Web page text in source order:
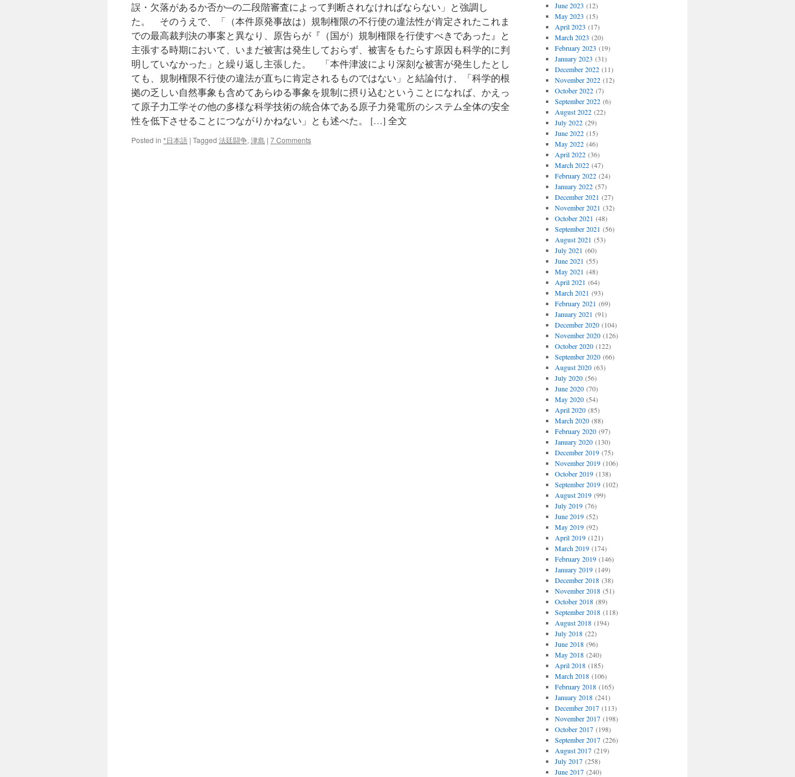
誤・欠落があるか否か─の二段階審査によって判断されなければならない」と強調し
た。 そのうえで、「（本件原発事故は）規制権限の不行使の違法性が肯定されたこれま
での最高裁判決の事案と異なり、原告らが『（国が）規制権限を行使すべきであった』と
主張する時期において、いまだ被害は発生しておらず、被害をもたらす原因も科学的に判
明していなかった」と繰り返し主張した。 「本件津波により深刻な被害が発生したとし
ても、規制権限不行使の違法が直ちに肯定されるものではない」と結論付け、「科学的根
拠の乏しい自然事象も含めてあらゆる事象を規制に摂り込むということになれば、かえっ
て原子力工学その他の多様な科学技術の統合体である原子力発電所のシステム全体の安全
性を低下させることにつながりかねない」とも述べた。 […] 全文
Posted in *日本語 | Tagged 法廷闘争, 津島 | 7 Comments
June 2023 (12)
May 2023 (15)
April 2023 (17)
March 2023 (20)
February 2023 (19)
January 2023 (31)
December 2022(11)
November 2022(12)
October 2022(7)
September 2022(6)
August 2022(22)
July 2022(29)
June 2022(15)
May 2022(46)
April 2022(36)
March 2022(47)
February 2022(24)
January 2022(57)
December 2021 (27)
November 2021 (32)
October 2021 (48)
September 2021 (56)
August 2021 (53)
July 2021 (60)
June 2021 (55)
May 2021 (48)
April 2021 (64)
March 2021 (93)
February 2021 (69)
January 2021 (91)
December 2020(104)
November 2020(126)
October 2020(122)
September 2020(66)
August 2020(63)
July 2020(56)
June 2020(70)
May 2020(54)
April 2020(85)
March 2020(88)
February 2020(97)
January 2020(130)
December 2019(75)
November 2019(106)
October 2019(138)
September 2019(102)
August 2019(99)
July 2019(76)
June 2019(52)
May 2019(92)
April 2019(121)
March 2019(174)
February 2019(146)
January 2019(149)
December 2018(38)
November 2018(51)
October 2018(89)
September 2018(118)
August 2018(194)
July 2018(22)
June 2018(96)
May 2018(240)
April 2018(185)
March 2018(106)
February 2018(165)
January 2018(241)
December 2017(113)
November 2017(198)
October 2017(198)
September 2017(226)
August 2017(219)
July 2017(258)
June 2017(240)